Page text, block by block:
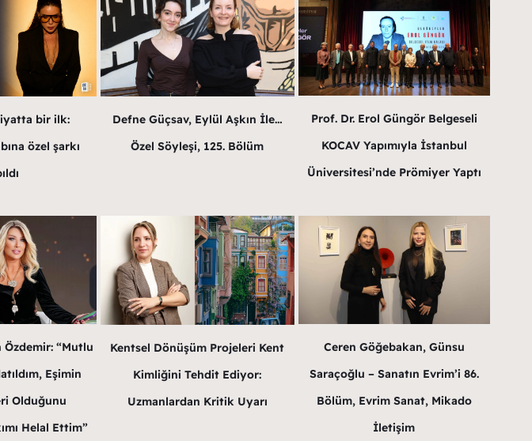
bir ilk:
özel şarkı
Defne Güçsav, Eylül Aşkın İle…
Özel Söyleşi, 125. Bölüm
Prof. Dr. Erol Güngör Belgeseli
KOCAV Yapımıyla İstanbul
Üniversitesi’nde Prömiyer Yaptı
Özdemir: “Mutlu
Eşimin
Olduğunu
Helal Ettim”
Kentsel Dönüşüm Projeleri Kent
Kimliğini Tehdit Ediyor:
Uzmanlardan Kritik Uyarı
Ceren Göğebakan, Günsu
Saraçoğlu – Sanatın Evrim’i 86.
Bölüm, Evrim Sanat, Mikado
İletişim